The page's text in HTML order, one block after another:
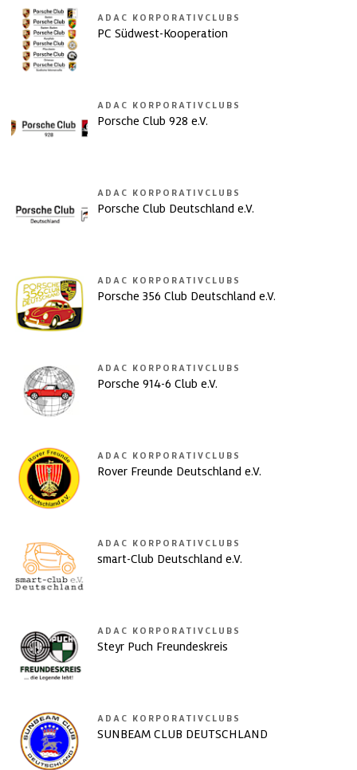
ADAC KORPORATIVCLUBS
PC Südwest-Kooperation
ADAC KORPORATIVCLUBS
Porsche Club 928 e.V.
ADAC KORPORATIVCLUBS
Porsche Club Deutschland e.V.
ADAC KORPORATIVCLUBS
Porsche 356 Club Deutschland e.V.
ADAC KORPORATIVCLUBS
Porsche 914-6 Club e.V.
ADAC KORPORATIVCLUBS
Rover Freunde Deutschland e.V.
ADAC KORPORATIVCLUBS
smart-Club Deutschland e.V.
ADAC KORPORATIVCLUBS
Steyr Puch Freundeskreis
ADAC KORPORATIVCLUBS
SUNBEAM CLUB DEUTSCHLAND